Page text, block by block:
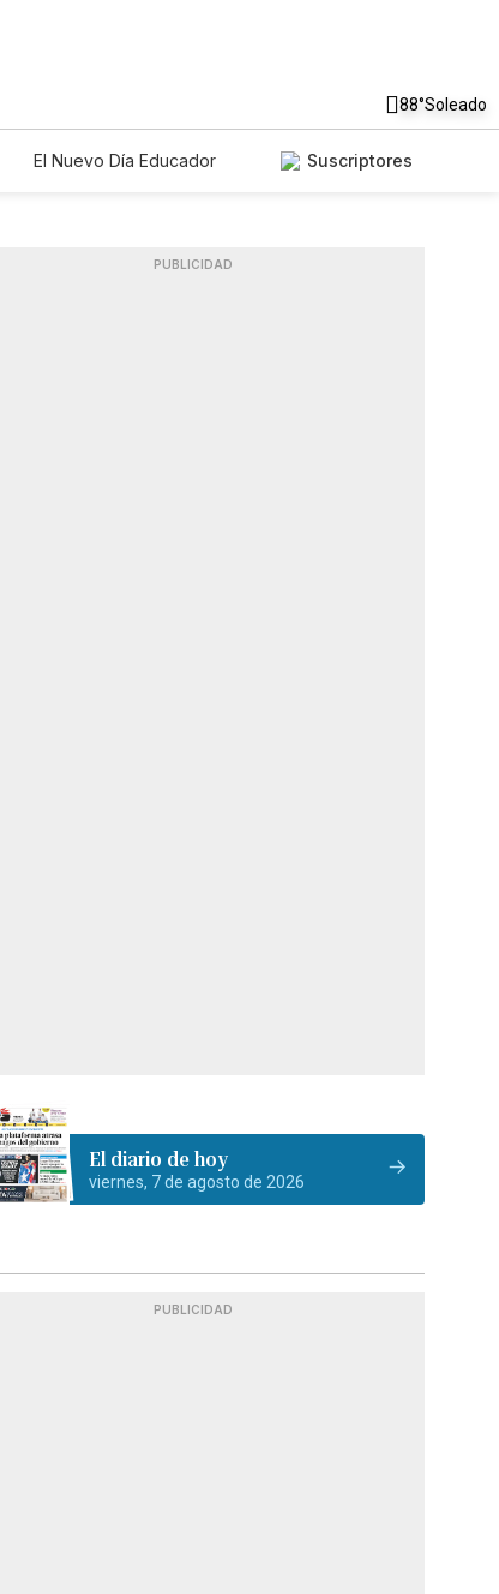
88°Soleado
El Nuevo Día Educador
Suscriptores
PUBLICIDAD
El diario de hoy
viernes, 7 de agosto de 2026
PUBLICIDAD